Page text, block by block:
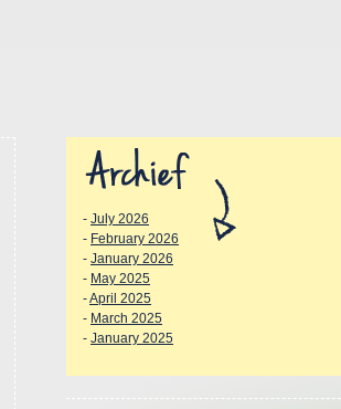
- July 2026
- February 2026
- January 2026
- May 2025
-April 2025
- March 2025
- January 2025